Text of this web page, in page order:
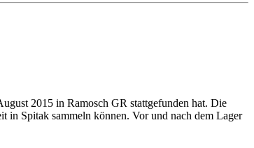
2015 in Ramosch GR stattgefunden hat. Die
in Spitak sammeln können. Vor und nach dem Lager